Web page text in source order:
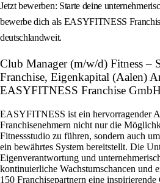
Jetzt bewerben: Starte deine
bewerbe dich als EASYFITNESS
deutschlandweit.
Club Manager (m/w/d) Fitness –
Franchise, Eigenkapital (Aalen)
EASYFITNESS Franchise GmbH
EASYFITNESS ist ein hervorragender
Franchisenehmern nicht nur die
Fitnessstudio zu führen, sondern auch
ein bewährtes System bereitstellt. Die
Eigenverantwortung und
kontinuierliche Wachstumschancen und
150 Franchisepartnern eine